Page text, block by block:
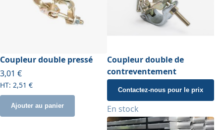
Coupleur double pressé
3,01 €
2,51 €
Ajouter au panier
Coupleur double de
contreventement
Contactez-nous pour le prix
En stock